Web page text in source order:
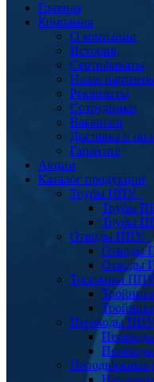
Главная
Компания
О компании
История
Сертификаты
Наши
Реквизиты
Сотрудники
Вакансии
Доставка и
Гарантия
Акции
Каталог продукции
Трубы ППУ
Трубы
Трубы
Отводы ППУ
Отводы
Отводы
Тройники
Переходы
Неподвижные